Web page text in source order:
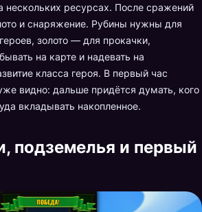
нескольких ресурсах. После сражений
и снаряжение. Рубины нужны для
золото — для прокачки,
на карте и надевать на
класса героя. В первый час
видно: дальше придётся думать, кого
вкладывать накопленное.
подземелья и первый